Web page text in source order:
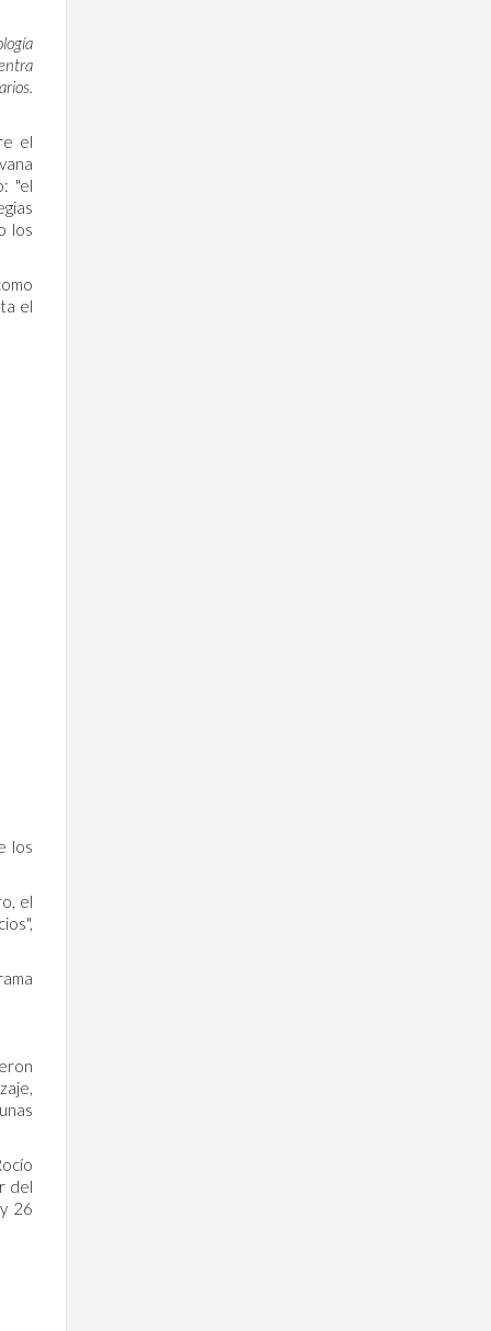
el
"el
los
el
los
el
del
26